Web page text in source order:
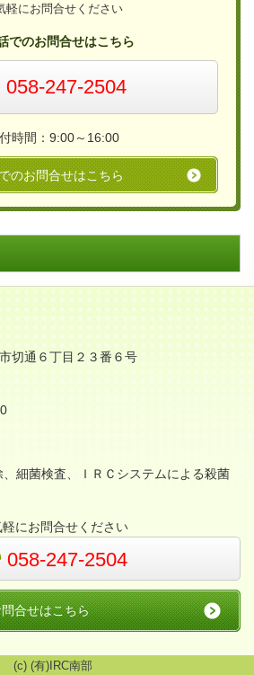
軽にお問合せください
でのお問合せはこちら
058-247-2504
時間：9:00～16:00
のお問合せはこちら
切通６丁目２３番６号
細菌検査、ＩＲＣシステムによる殺菌
軽にお問合せください
058-247-2504
合せはこちら
(c) (有)IRC南部